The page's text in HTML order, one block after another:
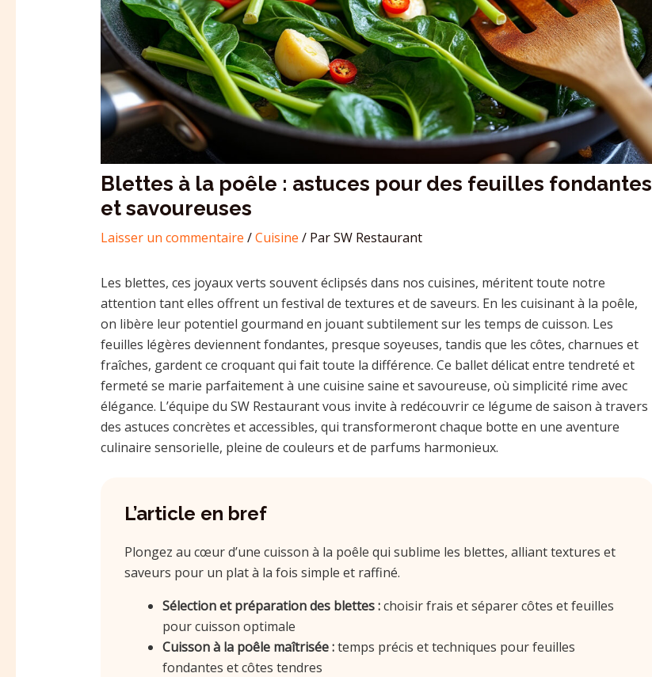
Blettes à la poêle : astuces pour des feuilles fondantes
et savoureuses
Laisser un commentaire /Cuisine / ParSW Restaurant
Les blettes, ces joyaux verts souvent éclipsés dans nos cuisines, méritent toute notre
attention tant elles offrent un festival de textures et de saveurs. En les cuisinant à la poêle,
on libère leur potentiel gourmand en jouant subtilement sur les temps de cuisson. Les
feuilles légères deviennent fondantes, presque soyeuses, tandis que les côtes, charnues et
fraîches, gardent ce croquant qui fait toute la différence. Ce ballet délicat entre tendreté et
fermeté se marie parfaitement à une cuisine saine et savoureuse, où simplicité rime avec
élégance. L’équipe du SW Restaurant vous invite à redécouvrir ce légume de saison à travers
des astuces concrètes et accessibles, qui transformeront chaque botte en une aventure
culinaire sensorielle, pleine de couleurs et de parfums harmonieux.
L’article en bref
Plongez au cœur d’une cuisson à la poêle qui sublime les blettes, alliant textures et
saveurs pour un plat à la fois simple et raffiné.
Sélection et préparation des blettes :choisir frais et séparer côtes et feuilles
pour cuisson optimale
Cuisson à la poêle maîtrisée :temps précis et techniques pour feuilles
fondantes et côtes tendres